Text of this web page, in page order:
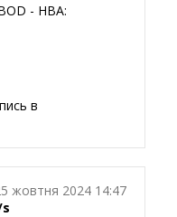
- HBA:
в
жовтня 2024 14:47